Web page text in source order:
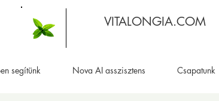
VITALONGIA.COM
segítünk Nova AI asszisztens Csapatunk